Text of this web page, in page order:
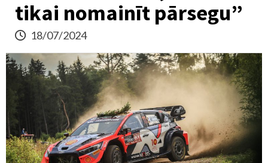
tikai nomainīt pārsegu”
18/07/2024